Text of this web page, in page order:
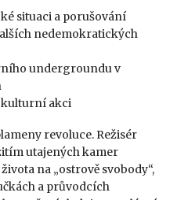
situaci a porušování
nedemokratických
undergroundu v
kulturní akci
revoluce. Režisér
utajených kamer
na „ostrově svobody“,
a průvodcích